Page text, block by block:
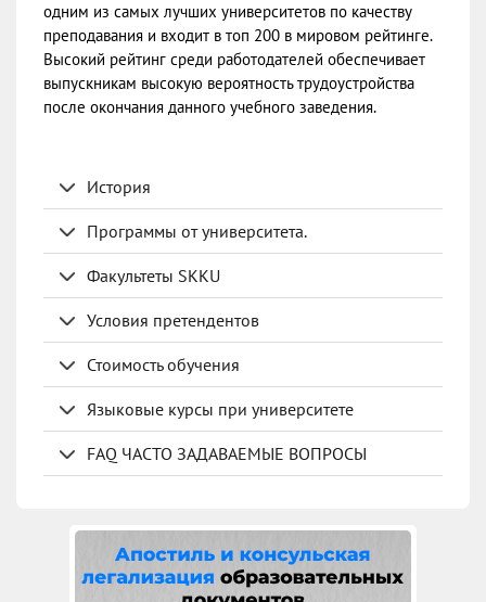
одним из самых лучших университетов по качеству
преподавания и входит в топ 200 в мировом рейтинге.
Высокий рейтинг среди работодателей обеспечивает
выпускникам высокую вероятность трудоустройства
после окончания данного учебного заведения.
История
Программы от университета.
Факультеты SKKU
Условия претендентов
Стоимость обучения
Языковые курсы при университете
FAQ ЧАСТО ЗАДАВАЕМЫЕ ВОПРОСЫ